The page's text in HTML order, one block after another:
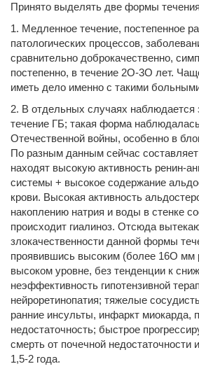
Принято выделять две формы
1. Медленное течение, постепенное
патологических процессов,
сравнительно доброкачественно,
постепенно, в течение 2О-3О лет.
иметь дело именно с такими
2. В отдельных случаях наблюдается
течение ГБ; такая форма
Отечественной войны, особенно в
По разным данным сейчас
находят высокую активность ренин-
системы + высокое содержание
крови. Высокая активность
накоплению натрия и воды в стенке
происходит гиалиноз. Отсюда
злокачественности данной формы
проявившись высоким (более 16О мм
высоком уровне, без тенденции к
неэффективность гипотензивной
нейроретинопатия; тяжелые
ранние инсульты, инфаркт миокарда,
недостаточность; быстрое
смерть от почечной недостаточности
1,5-2 года.